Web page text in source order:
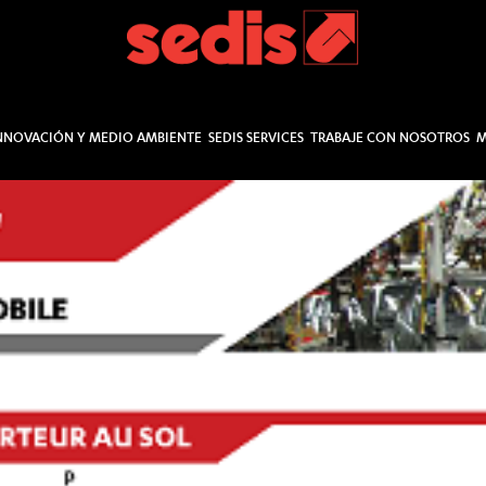
Y MEDIO AMBIENTE SEDIS SERVICES TRABAJE CON NOSOTROS